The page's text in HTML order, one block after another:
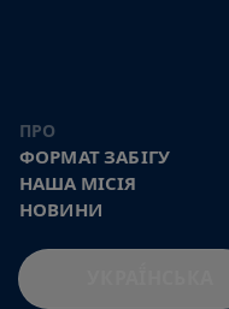
ПРО
ФОРМАТ ЗАБІГУ
НАША МІСІЯ
НОВИНИ